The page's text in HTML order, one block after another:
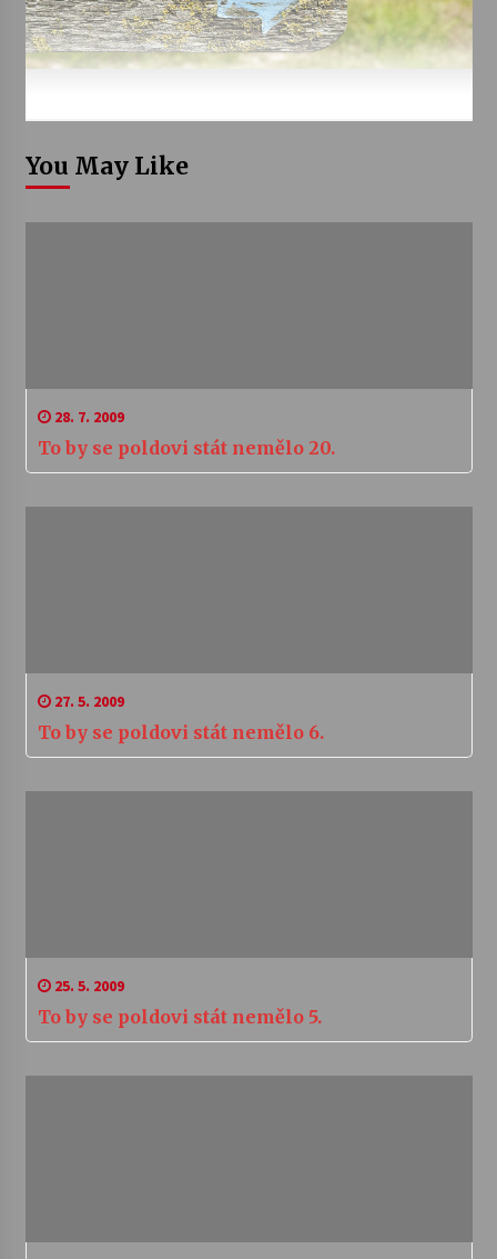
You May Like
28. 7. 2009
To by se poldovi stát nemělo 20.
27. 5. 2009
To by se poldovi stát nemělo 6.
25. 5. 2009
To by se poldovi stát nemělo 5.